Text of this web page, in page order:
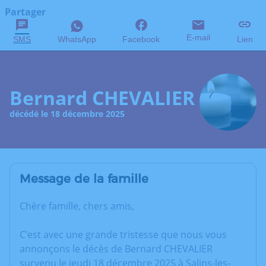
Partager
SMS WhatsApp Facebook E-mail Lien
Bernard CHEVALIER
décédé le 18 décembre 2025
Message de la famille
Chère famille, chers amis,
C’est avec une grande tristesse que nous vous
annonçons le décès de Bernard CHEVALIER
survenu le jeudi 18 décembre 2025 à Salins-les-